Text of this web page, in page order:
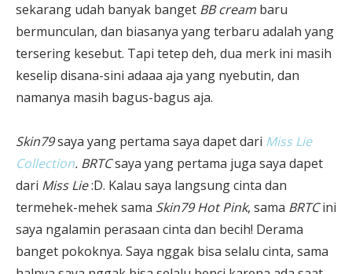
sekarang udah banyak banget BB cream baru
bermunculan, dan biasanya yang terbaru adalah yang
tersering kesebut. Tapi tetep deh, dua merk ini masih
keselip disana-sini adaaa aja yang nyebutin, dan
namanya masih bagus-bagus aja.
Skin79saya yang pertama saya dapet dari Miss Lie
Collection. BRTCsaya yang pertama juga saya dapet
dari Miss Lie:D. Kalau saya langsung cinta dan
termehek-mehek sama Skin79 Hot Pink, sama BRTCini
saya ngalamin perasaan cinta dan becih! Derama
banget pokoknya. Saya nggak bisa selalu cinta, sama